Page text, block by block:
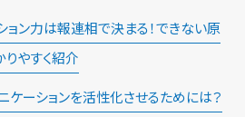
ョン力は報連相で決まる！できない原
りやすく紹介
ケーションを活性化させるためには？